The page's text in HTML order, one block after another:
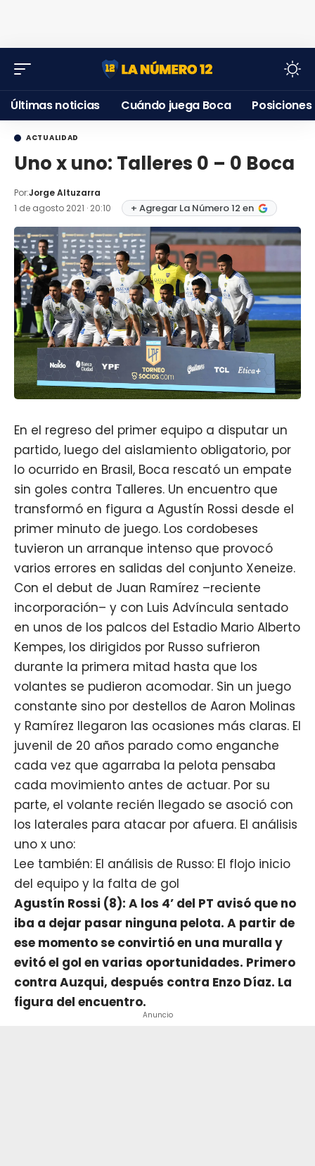
Últimas noticias Cuándo juega Boca Posiciones
ACTUALIDAD
Uno x uno: Talleres 0 – 0 Boca
Por:Jorge Altuzarra
1 de agosto 2021 · 20:10
+ Agregar La Número 12 en
En el regreso del primer equipo a disputar un
partido, luego del aislamiento obligatorio, por
lo ocurrido en Brasil, Boca rescató un empate
sin goles contra Talleres. Un encuentro que
transformó en figura a Agustín Rossi desde el
primer minuto de juego. Los cordobeses
tuvieron un arranque intenso que provocó
varios errores en salidas del conjunto Xeneize.
Con el debut de Juan Ramírez –reciente
incorporación– y con Luis Advíncula sentado
en unos de los palcos del Estadio Mario Alberto
Kempes, los dirigidos por Russo sufrieron
durante la primera mitad hasta que los
volantes se pudieron acomodar. Sin un juego
constante sino por destellos de Aaron Molinas
y Ramírez llegaron las ocasiones más claras. El
juvenil de 20 años parado como enganche
cada vez que agarraba la pelota pensaba
cada movimiento antes de actuar. Por su
parte, el volante recién llegado se asoció con
los laterales para atacar por afuera. El análisis
uno x uno:
Lee también: El análisis de Russo: El flojo inicio
del equipo y la falta de gol
Agustín Rossi (8): A los 4’ del PT avisó que no
iba a dejar pasar ninguna pelota. A partir de
ese momento se convirtió en una muralla y
evitó el gol en varias oportunidades. Primero
contra Auzqui, después contra Enzo Díaz. La
figura del encuentro.
Anuncio